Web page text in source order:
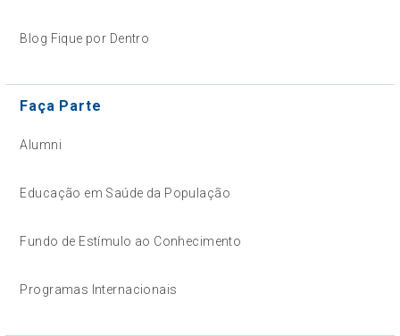
Blog Fique por Dentro
Faça Parte
Alumni
Educação em Saúde da População
Fundo de Estímulo ao Conhecimento
Programas Internacionais